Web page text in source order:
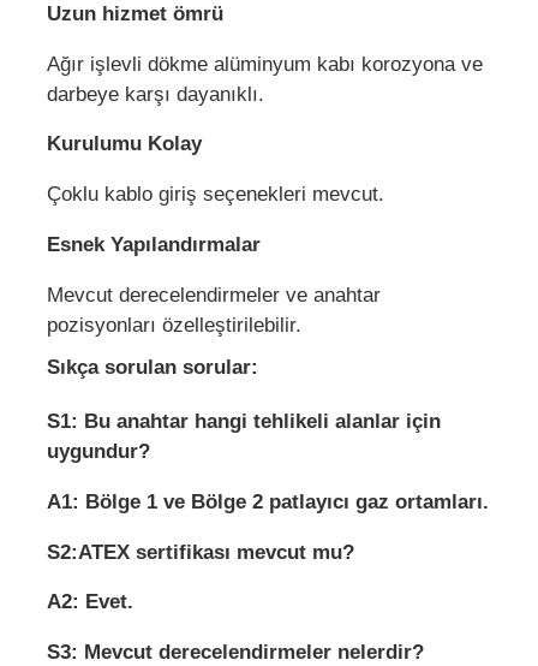
Uzun hizmet ömrü
Ağır işlevli dökme alüminyum kabı korozyona ve
darbeye karşı dayanıklı.
Kurulumu Kolay
Çoklu kablo giriş seçenekleri mevcut.
Esnek Yapılandırmalar
Mevcut derecelendirmeler ve anahtar
pozisyonları özelleştirilebilir.
Sıkça sorulan sorular:
S1: Bu anahtar hangi tehlikeli alanlar için
uygundur?
A1: Bölge 1 ve Bölge 2 patlayıcı gaz ortamları.
S2:ATEX sertifikası mevcut mu?
A2: Evet.
S3: Mevcut derecelendirmeler nelerdir?